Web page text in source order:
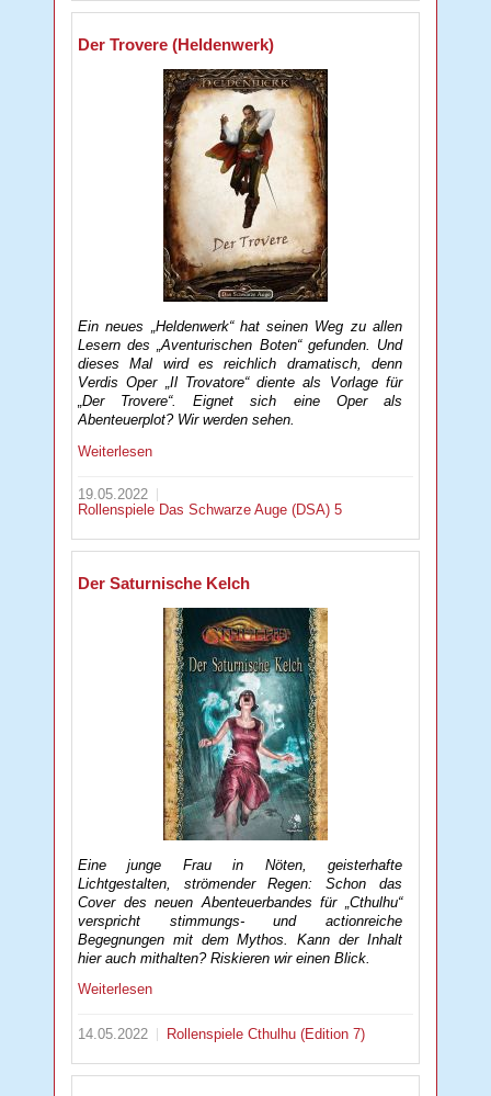
Der Trovere (Heldenwerk)
Ein neues „Heldenwerk“ hat seinen Weg zu allen
Lesern des „Aventurischen Boten“ gefunden. Und
dieses Mal wird es reichlich dramatisch, denn
Verdis Oper „Il Trovatore“ diente als Vorlage für
„Der Trovere“. Eignet sich eine Oper als
Abenteuerplot? Wir werden sehen.
Weiterlesen
19.05.2022
Rollenspiele Das Schwarze Auge (DSA) 5
Der Saturnische Kelch
Eine junge Frau in Nöten, geisterhafte
Lichtgestalten, strömender Regen: Schon das
Cover des neuen Abenteuerbandes für „Cthulhu“
verspricht stimmungs- und actionreiche
Begegnungen mit dem Mythos. Kann der Inhalt
hier auch mithalten? Riskieren wir einen Blick.
Weiterlesen
14.05.2022 RollenspieleCthulhu (Edition 7)